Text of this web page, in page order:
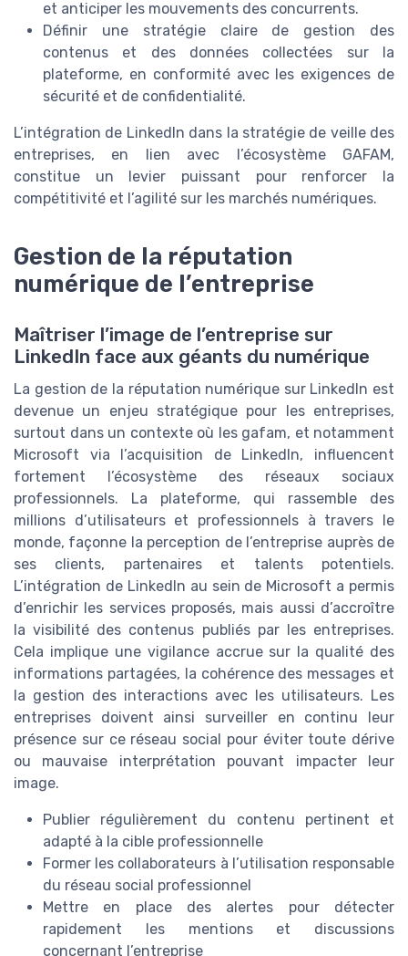
et anticiper les mouvements des concurrents.
Définir une stratégie claire de gestion des
contenus et des données collectées sur la
plateforme, en conformité avec les exigences de
sécurité et de confidentialité.
L’intégration de LinkedIn dans la stratégie de veille des
entreprises, en lien avec l’écosystème GAFAM,
constitue un levier puissant pour renforcer la
compétitivité et l’agilité sur les marchés numériques.
Gestion de la réputation
numérique de l’entreprise
Maîtriser l’image de l’entreprise sur
LinkedIn face aux géants du numérique
La gestion de la réputation numérique sur LinkedIn est
devenue un enjeu stratégique pour les entreprises,
surtout dans un contexte où les gafam, et notamment
Microsoft via l’acquisition de LinkedIn, influencent
fortement l’écosystème des réseaux sociaux
professionnels. La plateforme, qui rassemble des
millions d’utilisateurs et professionnels à travers le
monde, façonne la perception de l’entreprise auprès de
ses clients, partenaires et talents potentiels.
L’intégration de LinkedIn au sein de Microsoft a permis
d’enrichir les services proposés, mais aussi d’accroître
la visibilité des contenus publiés par les entreprises.
Cela implique une vigilance accrue sur la qualité des
informations partagées, la cohérence des messages et
la gestion des interactions avec les utilisateurs. Les
entreprises doivent ainsi surveiller en continu leur
présence sur ce réseau social pour éviter toute dérive
ou mauvaise interprétation pouvant impacter leur
image.
Publier régulièrement du contenu pertinent et
adapté à la cible professionnelle
Former les collaborateurs à l’utilisation responsable
du réseau social professionnel
Mettre en place des alertes pour détecter
rapidement les mentions et discussions
concernant l’entreprise